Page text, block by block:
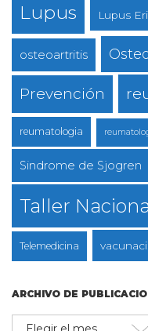
Lupus Lupus
osteoartritis
Prevención
reumatologia
Sindrome de Sjogren
Taller
Telemedicina
ARCHIVO DE
Archivo